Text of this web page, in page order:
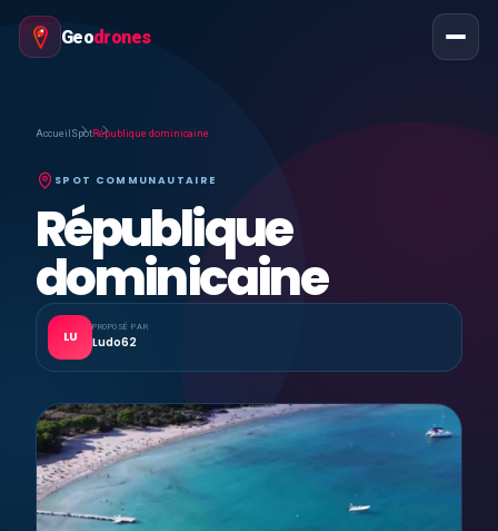
Geodrones
Accueil SpotRépublique dominicaine
SPOT COMMUNAUTAIRE
République
dominicaine
LU
PROPOSÉ PAR
Ludo62